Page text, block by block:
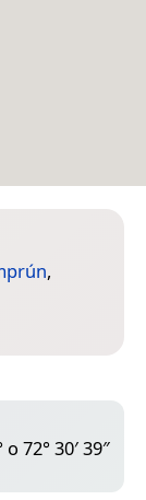
,
72° 30′ 39″